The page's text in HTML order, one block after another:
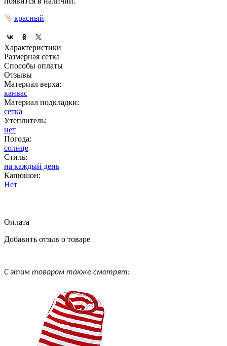
красный
Характеристики
Размерная сетка
Способы оплаты
Отзывы
Материал верха:
канвас
Материал подкладки:
сетка
Утеплитель:
нет
Погода:
солнце
Стиль:
на каждый день
Капюшон:
Нет
Оплата
Добавить отзыв о товаре
С этим товаром также смотрят: